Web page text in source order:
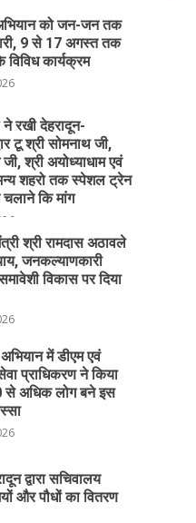
को जन-जन तक
9 से 17 अगस्त तक
कार्यक्रम
रखी देहरादून-
टू श्री सोमनाथ जी,
श्री अयोध्याधाम एवं
शहरो तक स्पेशल ट्रेन
चलाने कि मांग
श्री रामदास अठावले
जनकल्याणकारी
विकास पर दिया
में डीएम एवं
प्राधिकरण ने किया
से अधिक लोग बने इस
द्वारा सचिवालय
और पौधों का वितरण